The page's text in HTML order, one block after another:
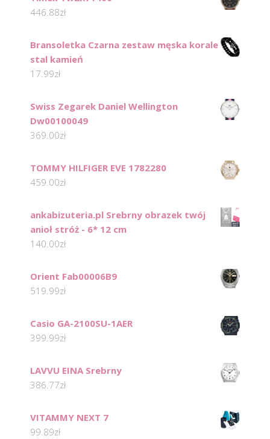
446.88zł
Bransoletka Czarna zestaw męska korale
stal kamień
17.99zł
Swiss Zegarek Daniel Wellington
Dw00100049
369.00zł
TOMMY HILFIGER EVE 1782280
459.00zł
ankabizuteria.pl Srebrny obrazek twój
anioł stróż - 6* 12 cm
140.00zł
Orient Fab00006B9
519.99zł
Casio GA-2100SU-1AER
399.99zł
LAVVU EINA Srebrny
386.77zł
VITAMMY NEXT 7
99.89zł